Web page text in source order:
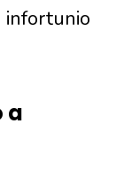
infortunio
a